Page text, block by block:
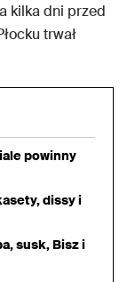
kilka dni przed
trwał
powinny
dissy i
susk, Bisz i